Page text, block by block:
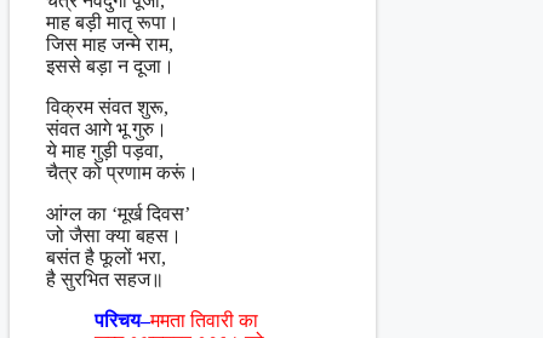
माह बड़ी मातृ रूपा।
जिस माह जन्मे राम,
इससे बड़ा न दूजा।
विक्रम संवत शुरू,
संवत आगे भू गुरु।
ये माह गुड़ी पड़वा,
चैत्र को प्रणाम करूं।
आंग्ल का ‘मूर्ख दिवस’
जो जैसा क्या बहस।
बसंत है फूलों भरा,
है सुरभित सहज॥
परिचय–ममता तिवारी का